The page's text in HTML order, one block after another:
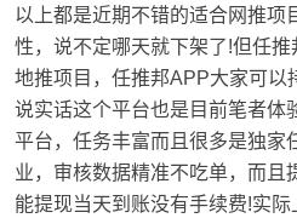
以上都是近期不错的适合网推项
性，说不定哪天就下架了!但任
地推项目，任推邦APP大家可以
说实话这个平台也是目前笔者体
平台，任务丰富而且很多是独家
业，审核数据精准不吃单，而且
能提现当天到账没有手续费!实